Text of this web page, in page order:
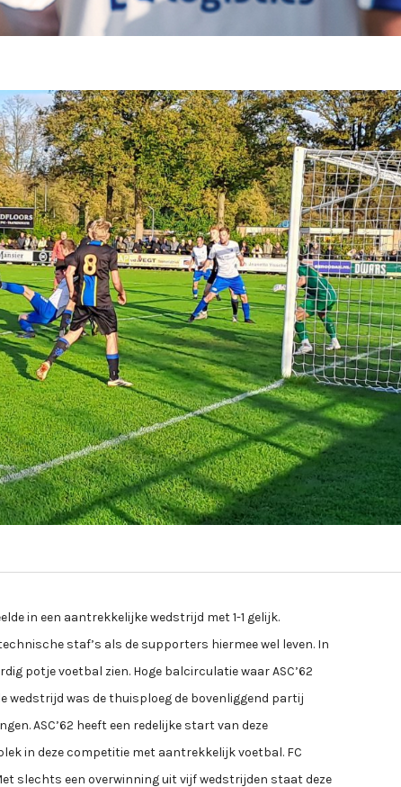
in een aantrekkelijke wedstrijd met 1-1 gelijk.
staf’s als de supporters hiermee wel leven. In
potje voetbal zien. Hoge balcirculatie waar ASC’62
wedstrijd was de thuisploeg de bovenliggend partij
ASC’62 heeft een redelijke start van deze
in deze competitie met aantrekkelijk voetbal. FC
slechts een overwinning uit vijf wedstrijden staat deze